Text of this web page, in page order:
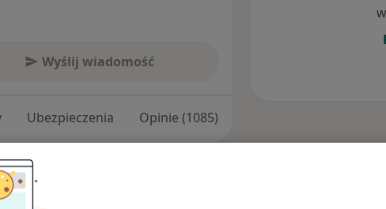
Wyślij wiadomość
Ubezpieczenia Opinie (1085)